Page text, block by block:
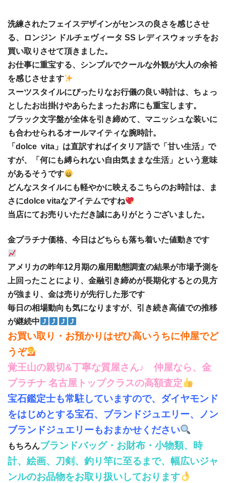
洗練されたフェイスデザインがセンスの良さを感じさせ
る、ロンジン ドルチェヴィータ SS レディスウォッチをお
買い取りさせて頂きました。
お仕事に重宝する、シンプルでクールな外観が大人の余裕
を感じさせます
スーツスタイルにぴったりなお行儀の良い時計は、ちょっ
としたお出掛けやあらたまったお席にも重宝します。
ブラック文字盤が全体を引き締めて、マニッシュな装いに
も合わせられるオールマイティな腕時計。
「dolce vita」は直訳すればイタリア語で「甘い生活」で
すが、「何にも縛られない自由気ままな生活」という意味
があるそうです
どんなスタイルにも軽やかに映えるこちらのお時計は、ま
さにdolce vitaなアイテムですね
当店にてお売りいただき誠にありがとうございました。
金プラチナ価格、今日はどちらも落ち着いた値動きです
アメリカの昨年12月期の雇用動態調査の結果が市場予測を
上回ったことにより、金融引き締めが長期化するとの見方
が強まり、金は売りが先行した形です
毎日の相場動向も気になりますが、引き続き高値での推移
が継続中
お買い取り・お預かりはぜひ高いうちに仲屋でど
うぞ
覚王山の親切&丁寧な質屋さん♪ 仲屋なら、金
プラチナ 名古屋トップクラスの高額査定
宝石鑑定士も常駐していますので、ダイヤモンド
をはじめとする宝石、ブランドジュエリー、ノン
ブランドジュエリーもおまかせください
もちろんブランドバッグ・お財布・小物類、時
計、絵画、刀剣、釣り竿に至るまで、幅広いジャ
ンルのお品物をお取り扱いしております